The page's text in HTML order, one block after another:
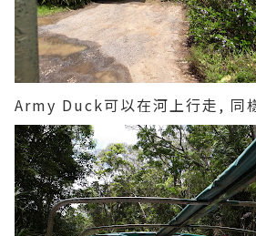
Army Duck可以在河上行走, 同